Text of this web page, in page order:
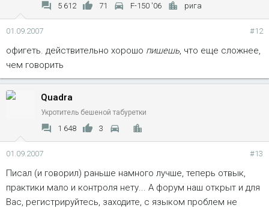
5 612 71 F-150 '06 рига
01.09.2007 #12
офигеть. действительно хорошо пишешь, что еще сложнее,
чем говорить
Quadra
Укротитель бешеной табуретки
1 648 3
01.09.2007 #13
Писал (и говорил) раньше намного лучше, теперь отвык,
практики мало и контроля нету... А форум наш открыт и для
Вас, регистрируйтесь, заходите, с языком проблем не